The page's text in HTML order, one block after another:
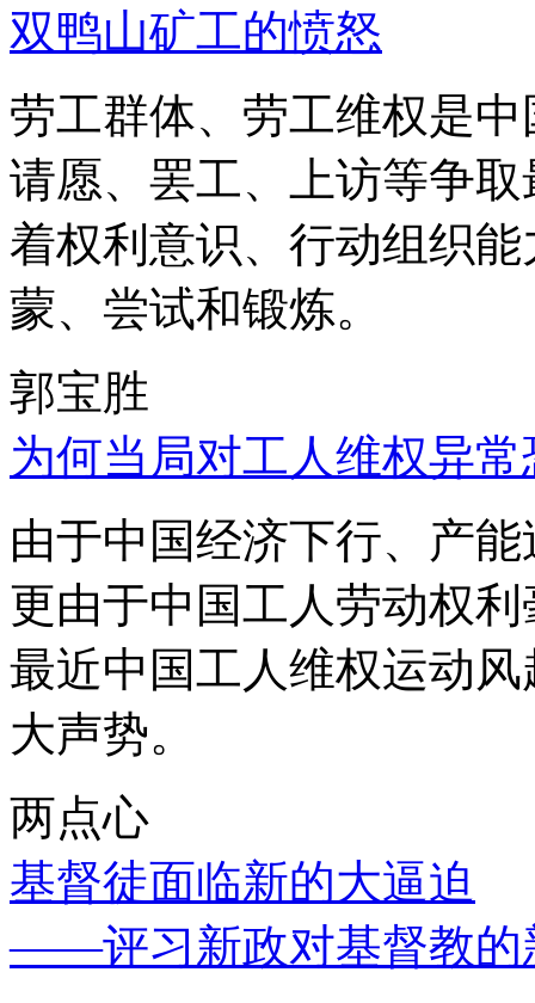
双鸭山矿工的愤怒
劳工群体、劳工维权是
请愿、罢工、上访等争
着权利意识、行动组织
蒙、尝试和锻炼。
郭宝胜
为何当局对工人维权异
由于中国经济下行、产
更由于中国工人劳动权
最近中国工人维权运动
大声势。
两点心
基督徒面临新的大逼迫
——评习新政对基督教的